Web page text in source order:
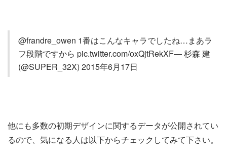
@frandre_owen 1番はこんなキャラでしたね…まあラ
フ段階ですから pic.twitter.com/oxQjtRekXF— 杉森 建
(@SUPER_32X) 2015年6月17日
他にも多数の初期デザインに関するデータが公開されてい
るので、気になる人は以下からチェックしてみて下さい。